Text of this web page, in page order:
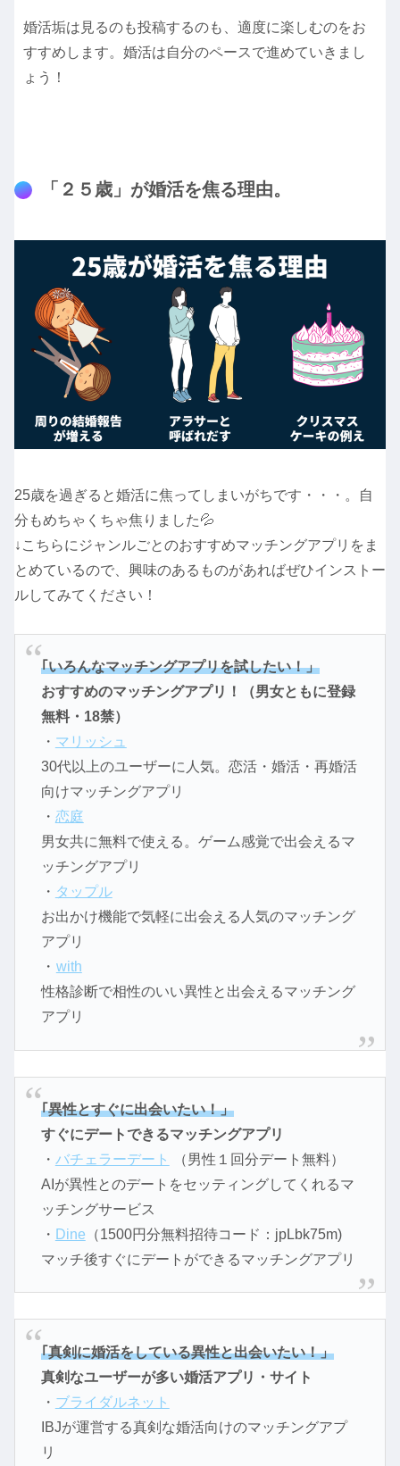
婚活垢は見るのも投稿するのも、適度に楽しむのをお
すすめします。婚活は自分のペースで進めていきまし
ょう！
「２５歳」が婚活を焦る理由。
25歳を過ぎると婚活に焦ってしまいがちです・・・。自
分もめちゃくちゃ焦りました💦
↓こちらにジャンルごとのおすすめマッチングアプリをま
とめているので、興味のあるものがあればぜひインストー
ルしてみてください！
｢いろんなマッチングアプリを試したい！」
おすすめのマッチングアプリ！（男女ともに登録
無料・18禁）
・ マリッシュ
30代以上のユーザーに人気。恋活・婚活・再婚活
向けマッチングアプリ
・ 恋庭
男女共に無料で使える。ゲーム感覚で出会えるマ
ッチングアプリ
・ タップル
お出かけ機能で気軽に出会える人気のマッチング
アプリ
・ with
性格診断で相性のいい異性と出会えるマッチング
アプリ
｢異性とすぐに出会いたい！」
すぐにデートできるマッチングアプリ
・ バチェラーデート
（男性１回分デート無料）
AIが異性とのデートをセッティングしてくれるマ
ッチングサービス
・ Dine （1500円分無料招待コード：jpLbk75m)
マッチ後すぐにデートができるマッチングアプリ
｢真剣に婚活をしている異性と出会いたい！」
真剣なユーザーが多い婚活アプリ・サイト
・ ブライダルネット
IBJが運営する真剣な婚活向けのマッチングアプ
リ